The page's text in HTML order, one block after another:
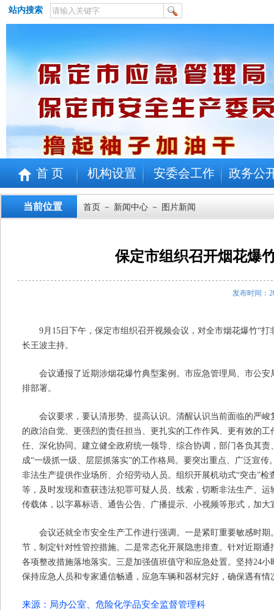
站内搜索
首 页 机构设置 安委会工作 政务公
当前位置 首页 － 新闻中心 － 图片新闻
保定市组织召开烟花爆
发布时间：
9月15日下午，保定市组织召开视频会议，对全市烟花爆竹“打
长王波主持。
会议通报了近期涉烟花爆竹典型案例。市应急管理局、市公安
排部署。
会议要求， 要认清形势、提高认识。 清醒认识当前面临的严峻
的政治自觉、更强烈的责任担当、更扎实的工作作风、更有效的
任、深化协同。 建立健全政府统一领导、综合协调，部门各负其责
成“一级抓一级、层层抓落实”的工作格局。 要突出重点、广泛宣传
非法生产提供作业场所、介绍劳动人员。组织开展机动式“突击”检
等，及时发现和查获违法犯罪可疑人员、线索，切断非法生产、运
传载体，以字幕标语、通告公告、广播提示、小视频等形式，加
会议还就全市安全生产工作进行强调。 一是紧盯重要敏感时期
节，制定针对性管控措施。 二是常态化开展隐患排查。 针对近期通
各项整改措施落地落实。 三是加强值班值守和应急处置。 坚持24小
保持应急人员和专家通信畅通，应急车辆和器材完好，确保遇有
来源：局办公室、危险化学品安全监督管理科